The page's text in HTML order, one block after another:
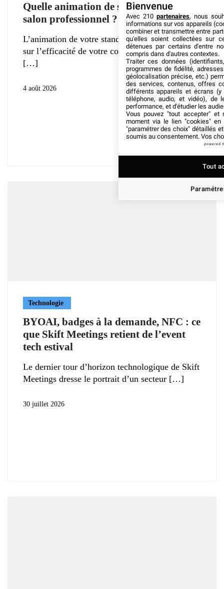
Quelle animation de stand pendant un
salon professionnel ?
L’animation de votre stand impacte grandement
sur l’efficacité de votre communication au cours
4 août 2026
Technologie
BYOAI, badges à la demande, NFC : ce
que Skift Meetings retient de l’event
tech estival
Le dernier tour d’horizon technologique de Skift
Meetings dresse le portrait d’un secteur
30 juillet 2026
Bienvenue
Avec 210 partenaires, nous
informations sur vos appareils
combiner et transmettre entre
qu'elles soient collectées sur
détenues par certains d'entre
compris dans d'autres contextes.
Traiter ces données
programmes de fidélité,
géolocalisation précise, etc.)
des services, contenus, offres
différents appareils et écrans (y
téléphone, audio, et vidéo), de
performance, et d'étudier les
Vous pouvez "tout accepter" et
moment via le lien "cookies" en
"paramétrer des choix" détaillés
soumis au consentement. Vos
powered
Tout